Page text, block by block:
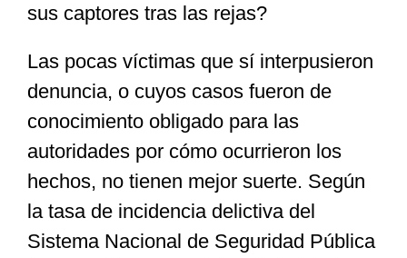
sus captores tras las rejas?
Las pocas víctimas que sí interpusieron
denuncia, o cuyos casos fueron de
conocimiento obligado para las
autoridades por cómo ocurrieron los
hechos, no tienen mejor suerte. Según
la tasa de incidencia delictiva del
Sistema Nacional de Seguridad Pública